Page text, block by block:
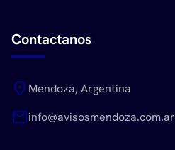
Contactanos
location_on Mendoza, Argentina
mailinfo@avisosmendoza.com.ar